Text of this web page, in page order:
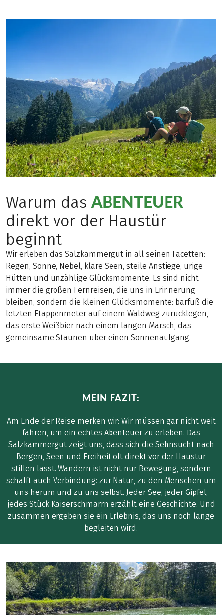
Warum das ABENTEUER
direkt vor der Haustür
beginnt
Wir erleben das Salzkammergut in all seinen Facetten:
Regen, Sonne, Nebel, klare Seen, steile Anstiege, urige
Hütten und unzählige Glücksmomente. Es sind nicht
immer die großen Fernreisen, die uns in Erinnerung
bleiben, sondern die kleinen Glücksmomente: barfuß die
letzten Etappenmeter auf einem Waldweg zurücklegen,
das erste Weißbier nach einem langen Marsch, das
gemeinsame Staunen über einen Sonnenaufgang.
MEIN FAZIT:
Am Ende der Reise merken wir: Wir müssen gar nicht weit
fahren, um ein echtes Abenteuer zu erleben. Das
Salzkammergut zeigt uns, dass sich die Sehnsucht nach
Bergen, Seen und Freiheit oft direkt vor der Haustür
stillen lässt. Wandern ist nicht nur Bewegung, sondern
schafft auch Verbindung: zur Natur, zu den Menschen um
uns herum und zu uns selbst. Jeder See, jeder Gipfel,
jedes Stück Kaiserschmarrn erzählt eine Geschichte. Und
zusammen ergeben sie ein Erlebnis, das uns noch lange
begleiten wird.